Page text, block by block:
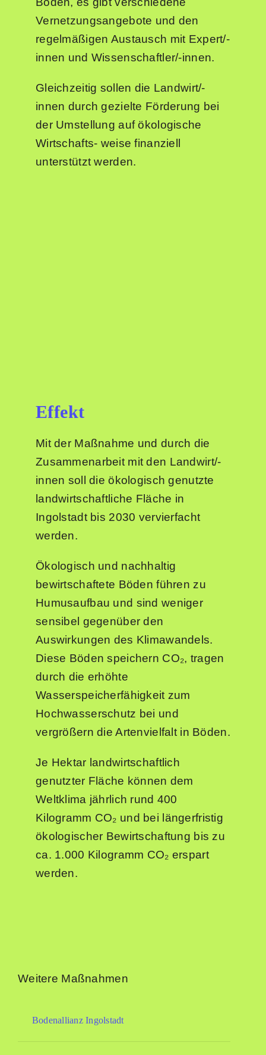
Vernetzungsangebote und den
regelmäßigen Austausch mit Expert/-
innen und Wissenschaftler/-innen.
Gleichzeitig sollen die Landwirt/-
innen durch gezielte Förderung bei
der Umstellung auf ökologische
Wirtschafts- weise finanziell
unterstützt werden.
Effekt
Mit der Maßnahme und durch die
Zusammenarbeit mit den Landwirt/-
innen soll die ökologisch genutzte
landwirtschaftliche Fläche in
Ingolstadt bis 2030 vervierfacht
werden.
Ökologisch und nachhaltig
bewirtschaftete Böden führen zu
Humusaufbau und sind weniger
sensibel gegenüber den
Auswirkungen des Klimawandels.
Diese Böden speichern CO₂, tragen
durch die erhöhte
Wasserspeicherfähigkeit zum
Hochwasserschutz bei und
vergrößern die Artenvielfalt in Böden.
Je Hektar landwirtschaftlich
genutzter Fläche können dem
Weltklima jährlich rund 400
Kilogramm CO₂ und bei längerfristig
ökologischer Bewirtschaftung bis zu
ca. 1.000 Kilogramm CO₂ erspart
werden.
Weitere Maßnahmen
Bodenallianz Ingolstadt